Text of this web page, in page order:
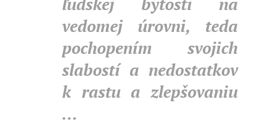
vedomej úrovni, teda
pochopením svojich
slabostí a nedostatkov
k rastu a zlepšovaniu
...